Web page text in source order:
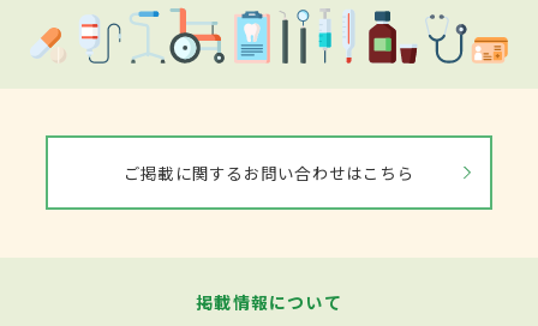
ご掲載に関するお問い合わせはこちら
掲載情報について